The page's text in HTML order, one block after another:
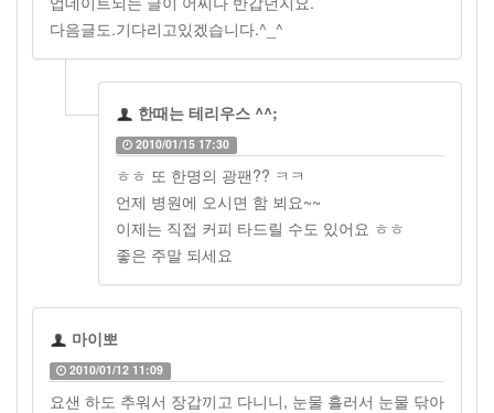
다음글도.기다리고있겠습니다.^_^
한때는 테리우스 ^^;
2010/01/15 17:30
ㅎㅎ 또 한명의 광팬?? ㅋㅋ
언제 병원에 오시면 함 뵈요~~
이제는 직접 커피 타드릴 수도 있어요 ㅎㅎ
좋은 주말 되세요
마이뽀
2010/01/12 11:09
요샌 하도 추워서 장갑끼고 다니니, 눈물 흘러서 눈물 닦아